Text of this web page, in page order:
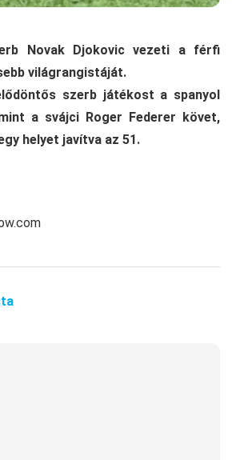
Novak Djokovic vezeti a férfi
világrangistáját.
szerb játékost a spanyol
a svájci Roger Federer követ,
helyet javítva az 51.